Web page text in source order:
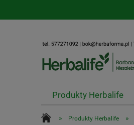
Produkty Herbalife
» Produkty Herbalife »